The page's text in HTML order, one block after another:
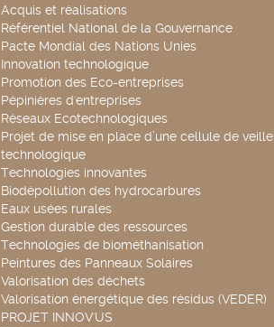
Acquis et réalisations
Référentiel National de la Gouvernance
Pacte Mondial des Nations Unies
Innovation technologique
Promotion des Eco-entreprises
Pépinières d'entreprises
Réseaux Ecotechnologiques
Projet de mise en place d’une cellule de veille
technologique
Technologies innovantes
Biodépollution des hydrocarbures
Eaux usées rurales
Gestion durable des ressources
Technologies de biométhanisation
Peintures des Panneaux Solaires
Valorisation des déchets
Valorisation énergétique des résidus (VEDER)
PROJET INNOV'US